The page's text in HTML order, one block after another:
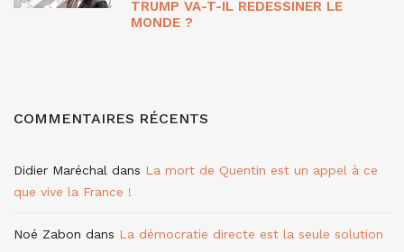
TRUMP VA-T-IL REDESSINER LE
MONDE ?
COMMENTAIRES RÉCENTS
Didier Maréchal dans La mort de Quentin est un appel à ce
que vive la France !
Noé Zabon dans La démocratie directe est la seule solution